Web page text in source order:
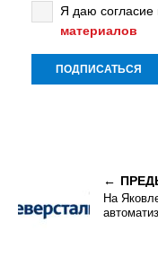
Я даю согласие
материалов
На